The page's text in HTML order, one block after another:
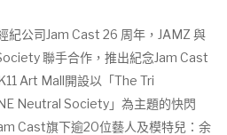
紀公司Jam Cast 26 周年，JAMZ 與
聯手合作，推出紀念Jam Cast
Art Mall開設以「The Tri
Neutral Society」為主題的快閃
Cast旗下逾20位藝人及模特兒：余